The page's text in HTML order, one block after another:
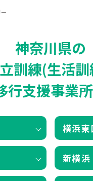
神奈川県の
訓練(生活訓
行支援事業
横浜東
新横浜